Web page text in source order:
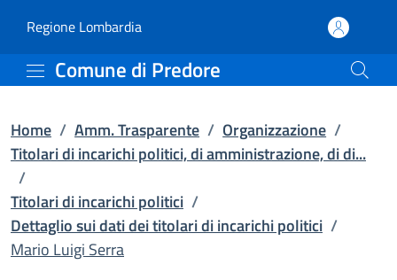
Mario Luigi Serra |
Regione Lombardia(apre in un'altra scheda).
Comune di Predore
Home / Amm. Trasparente / Organizzazione /
Titolari di incarichi politici, di amministrazione, di di...
/
Titolari di incarichi politici /
Dettaglio sui dati dei titolari di incarichi politici /
Mario Luigi Serra